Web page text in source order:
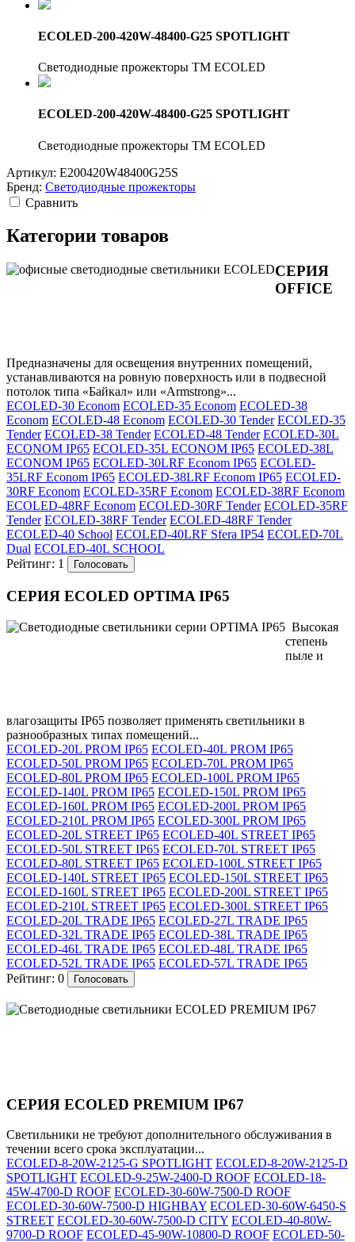
ECOLED-200-420W-48400-G25 SPOTLIGHT
Светодиодные прожекторы TM ECOLED
ECOLED-200-420W-48400-G25 SPOTLIGHT
Светодиодные прожекторы TM ECOLED
Артикул: E200420W48400G25S
Бренд: Светодиодные прожекторы
Cравнить
Категории товаров
СЕРИЯ
OFFICE
Предназначены для освещения внутренних помещений,
устанавливаются на ровную поверхность или в подвесной
потолок типа «Байкал» или «Armstrong»...
ECOLED-30 Econom ECOLED-35 Econom ECOLED-38
Econom ECOLED-48 Econom ECOLED-30 Tender ECOLED-35
Tender ECOLED-38 Tender ECOLED-48 Tender ECOLED-30L
ECONOM IP65 ECOLED-35L ECONOM IP65 ECOLED-38L
ECONOM IP65 ECOLED-30LRF Econom IP65 ECOLED-
35LRF Econom IP65 ECOLED-38LRF Econom IP65 ECOLED-
30RF Econom ECOLED-35RF Econom ECOLED-38RF Econom
ECOLED-48RF Econom ECOLED-30RF Tender ECOLED-35RF
Tender ECOLED-38RF Tender ECOLED-48RF Tender
ECOLED-40 School ECOLED-40LRF Sfera IP54 ECOLED-70L
Dual ECOLED-40L SCHOOL
Рейтинг: 1
СЕРИЯ ECOLED OPTIMA IP65
Высокая
степень
пыле и
влагозащиты IP65 позволяет применять светильники в
разнообразных типах помещений...
ECOLED-20L PROM IP65 ECOLED-40L PROM IP65
ECOLED-50L PROM IP65 ECOLED-70L PROM IP65
ECOLED-80L PROM IP65 ECOLED-100L PROM IP65
ECOLED-140L PROM IP65 ECOLED-150L PROM IP65
ECOLED-160L PROM IP65 ECOLED-200L PROM IP65
ECOLED-210L PROM IP65 ECOLED-300L PROM IP65
ECOLED-20L STREET IP65 ECOLED-40L STREET IP65
ECOLED-50L STREET IP65 ECOLED-70L STREET IP65
ECOLED-80L STREET IP65 ECOLED-100L STREET IP65
ECOLED-140L STREET IP65 ECOLED-150L STREET IP65
ECOLED-160L STREET IP65 ECOLED-200L STREET IP65
ECOLED-210L STREET IP65 ECOLED-300L STREET IP65
ECOLED-20L TRADE IP65 ECOLED-27L TRADE IP65
ECOLED-32L TRADE IP65 ECOLED-38L TRADE IP65
ECOLED-46L TRADE IP65 ECOLED-48L TRADE IP65
ECOLED-52L TRADE IP65 ECOLED-57L TRADE IP65
Рейтинг: 0
СЕРИЯ ECOLED PREMIUM IP67
Светильники не требуют дополнительного обслуживания в
течении всего срока эксплуатации...
ECOLED-8-20W-2125-G SPOTLIGHT ECOLED-8-20W-2125-D
SPOTLIGHT ECOLED-9-25W-2400-D ROOF ECOLED-18-
45W-4700-D ROOF ECOLED-30-60W-7500-D ROOF
ECOLED-30-60W-7500-D HIGHBAY ECOLED-30-60W-6450-S
STREET ECOLED-30-60W-7500-D CITY ECOLED-40-80W-
9700-D ROOF ECOLED-45-90W-10800-D ROOF ECOLED-50-